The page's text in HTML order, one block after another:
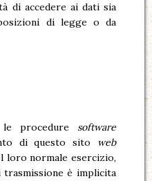
di accedere ai dati sia
di legge o da
procedure software
di questo sito web
loro normale esercizio,
trasmissione è implicita